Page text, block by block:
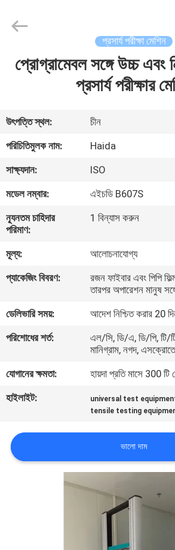
বাড়ি
ভিডিও
ভিআর
শো
সম্পর্কে
পরিদর্শন
নিয়ন্ত্রণ
সাথে
যোগাযোগ
প্রসার্য পরীক্ষা মেশিন
প্রোগ্রামেবল সঙ্গে উচ্চ এবং
প্রসার্য পরীক্ষার
উৎপত্তি স্থল:
চীন
পরিচিতিমুলক নাম:
Haida
সাক্ষ্যদান:
ISO
মডেল নম্বার:
এইচডি B607S
ন্যূনতম চাহিদার
পরিমাণ:
1 বিন্যাস করুন
মূল্য:
আলোচনাযোগ্য
প্যাকেজিং বিবরণ:
রজন ফাইবার এবং পিপি
তারপর অপারেশন মানুষ
ডেলিভারি সময়:
আদেশ নিশ্চিত করার 20
পরিশোধের শর্ত:
এল/সি, ডি/এ, ডি/পি, টি/
মানিগ্রাম, নগদ,
যোগানের ক্ষমতা:
হায়দা প্রতি মাসে 300 টি
হাইলাইট:
universal test
tensile testing
ভালো দাম